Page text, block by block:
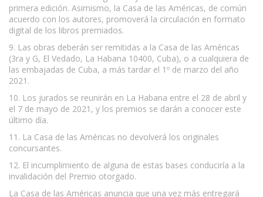
primera edición. Asimismo, la Casa de las Américas, de común
acuerdo con los autores, promoverá la circulación en formato
digital de los libros premiados.
9. Las obras deberán ser remitidas a la Casa de las Américas
(3ra y G, El Vedado, La Habana 10400, Cuba), o a cualquiera de
las embajadas de Cuba, a más tardar el 1º de marzo del año
2021.
10. Los jurados se reunirán en La Habana entre el 28 de abril y
el 7 de mayo de 2021, y los premios se darán a conocer este
último día.
11. La Casa de las Américas no devolverá los originales
concursantes.
12. El incumplimiento de alguna de estas bases conduciría a la
invalidación del Premio otorgado.
La Casa de las Américas anuncia que una vez más entregará